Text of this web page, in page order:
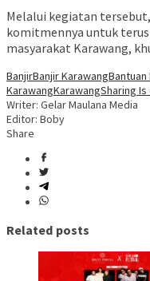
Melalui kegiatan tersebut,
komitmennya untuk
masyarakat Karawang,
BanjirBanjir KarawangBantuan
KarawangKarawangSharing Is
Writer: Gelar Maulana Media
Editor: Boby
Share
Related posts